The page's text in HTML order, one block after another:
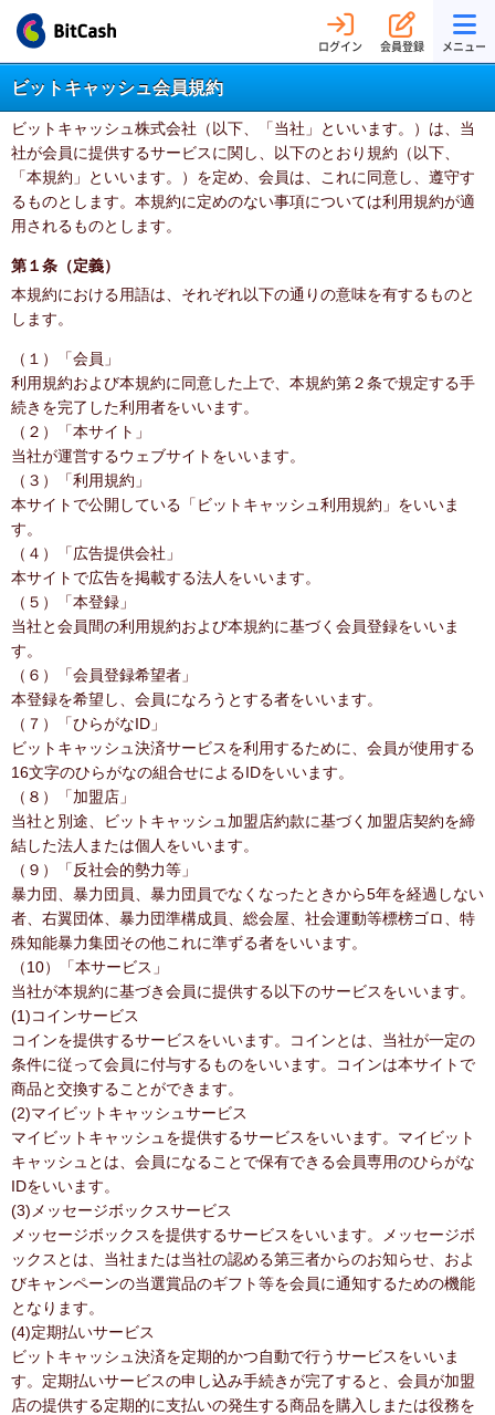
ログイン 会員登録 メニュー
ビットキャッシュ会員規約
ビットキャッシュ株式会社（以下、「当社」といいます。）は、当
社が会員に提供するサービスに関し、以下のとおり規約（以下、
「本規約」といいます。）を定め、会員は、これに同意し、遵守す
るものとします。本規約に定めのない事項については利用規約が適
用されるものとします。
第１条（定義）
本規約における用語は、それぞれ以下の通りの意味を有するものと
します。
（１）「会員」
利用規約および本規約に同意した上で、本規約第２条で規定する手
続きを完了した利用者をいいます。
（２）「本サイト」
当社が運営するウェブサイトをいいます。
（３）「利用規約」
本サイトで公開している「ビットキャッシュ利用規約」をいいま
す。
（４）「広告提供会社」
本サイトで広告を掲載する法人をいいます。
（５）「本登録」
当社と会員間の利用規約および本規約に基づく会員登録をいいま
す。
（６）「会員登録希望者」
本登録を希望し、会員になろうとする者をいいます。
（７）「ひらがなID」
ビットキャッシュ決済サービスを利用するために、会員が使用する
16文字のひらがなの組合せによるIDをいいます。
（８）「加盟店」
当社と別途、ビットキャッシュ加盟店約款に基づく加盟店契約を締
結した法人または個人をいいます。
（９）「反社会的勢力等」
暴力団、暴力団員、暴力団員でなくなったときから5年を経過しない
者、右翼団体、暴力団準構成員、総会屋、社会運動等標榜ゴロ、特
殊知能暴力集団その他これに準ずる者をいいます。
（10）「本サービス」
当社が本規約に基づき会員に提供する以下のサービスをいいます。
(1)コインサービス
コインを提供するサービスをいいます。コインとは、当社が一定の
条件に従って会員に付与するものをいいます。コインは本サイトで
商品と交換することができます。
(2)マイビットキャッシュサービス
マイビットキャッシュを提供するサービスをいいます。マイビット
キャッシュとは、会員になることで保有できる会員専用のひらがな
IDをいいます。
(3)メッセージボックスサービス
メッセージボックスを提供するサービスをいいます。メッセージボ
ックスとは、当社または当社の認める第三者からのお知らせ、およ
びキャンペーンの当選賞品のギフト等を会員に通知するための機能
となります。
(4)定期払いサービス
ビットキャッシュ決済を定期的かつ自動で行うサービスをいいま
す。定期払いサービスの申し込み手続きが完了すると、会員が加盟
店の提供する定期的に支払いの発生する商品を購入しまたは役務を